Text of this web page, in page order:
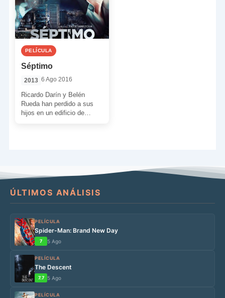
PELÍCULA
Séptimo
2013 6 Ago 2016
Ricardo Darín y Belén
Rueda han perdido a sus
hijos en un edificio de
ÚLTIMOS ANÁLISIS
PELÍCULA
Spider-Man: Brand New Day
7 5 Ago
PELÍCULA
The Descent
7.7 5 Ago
PELÍCULA